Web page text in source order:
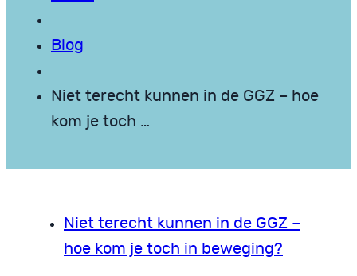
Blog
Niet terecht kunnen in de GGZ – hoe
kom je toch …
Niet terecht kunnen in de GGZ –
hoe kom je toch in beweging?